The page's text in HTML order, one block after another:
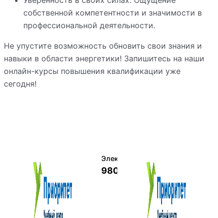
собственной компетентности и значимости в
профессиональной деятельности.
Не упустите возможность обновить свои знания и
навыки в области энергетики! Запишитесь на наши
онлайн-курсы повышения квалификации уже
сегодня!
Электромеханик по ремонту и
9800 руб.